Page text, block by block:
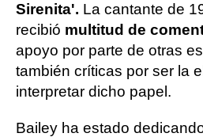
Sirenita'. La cantante de
recibió multitud de
apoyo por parte de otras
también críticas por ser la
interpretar dicho papel.
Bailey ha estado